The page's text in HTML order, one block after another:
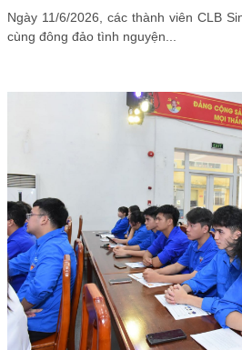
Ngày 11/6/2026, các thành viên CLB
cùng đông đảo tình nguyện...